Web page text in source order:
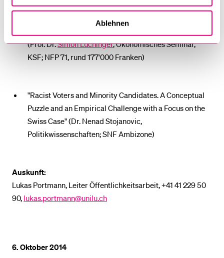
Ablehnen
"Tax Incentives for Reducing Energy Consumption. An
(Prof. Dr.Simon Lüchinger, Ökonomisches Seminar,
KSF; NFP 71, rund 177'000 Franken)
"Racist Voters and Minority Candidates. A Conceptual
Puzzle and an Empirical Challenge with a Focus on the
Swiss Case" (Dr. Nenad Stojanovic,
Politikwissenschaften; SNF Ambizone)
Auskunft:
Lukas Portmann, Leiter Öffentlichkeitsarbeit, +41 41 229 50
90, lukas.portmann@unilu.ch
6. Oktober 2014